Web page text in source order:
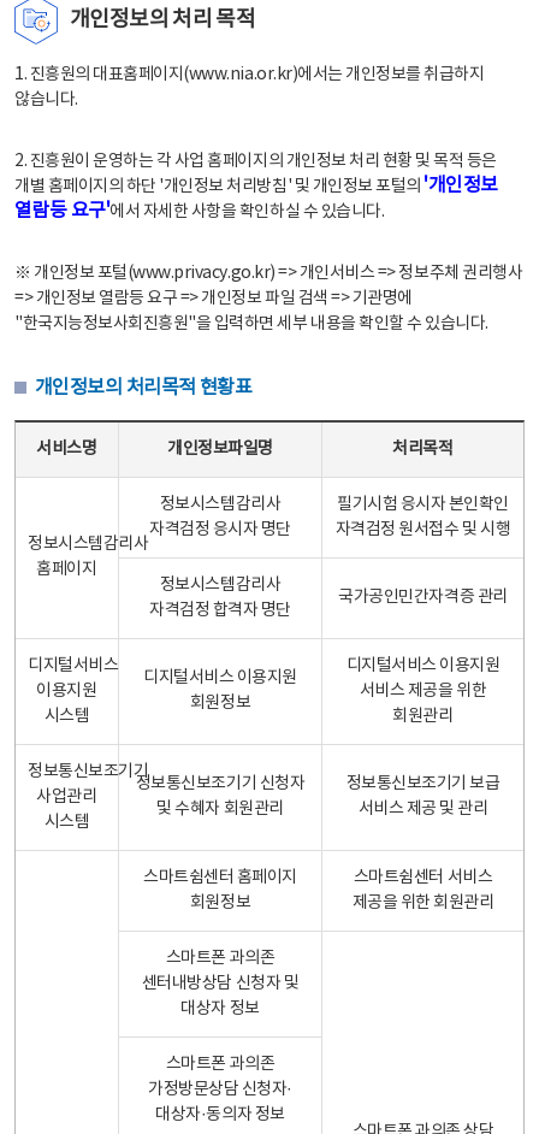
개인정보의 처리 목적
1. 진흥원의 대표홈페이지(www.nia.or.kr)에서는 개인정보를 취급하지
않습니다.
2. 진흥원이 운영하는 각 사업 홈페이지의 개인정보 처리 현황 및 목적 등은
개별 홈페이지의 하단 '개인정보 처리방침' 및 개인정보 포털의 '개인정보
열람등 요구'에서 자세한 사항을 확인하실 수 있습니다.
※ 개인정보 포털(www.privacy.go.kr) => 개인서비스 => 정보주체 권리행사
=> 개인정보 열람등 요구 => 개인정보 파일 검색 => 기관명에
"한국지능정보사회진흥원"을 입력하면 세부 내용을 확인할 수 있습니다.
개인정보의 처리목적 현황표
서비스명 개인정보파일명 처리목적
정보시스템감리사
홈페이지
정보시스템감리사
자격검정 응시자 명단
필기시험 응시자 본인확인
자격검정 원서접수 및 시행
정보시스템감리사
자격검정 합격자 명단
국가공인민간자격증 관리
디지털서비스
이용지원
시스템
디지털서비스 이용지원
회원정보
디지털서비스 이용지원
서비스 제공을 위한
회원관리
정보통신보조기기
사업관리
시스템
정보통신보조기기 신청자
및 수혜자 회원관리
정보통신보조기기 보급
서비스 제공 및 관리
스마트쉼센터 홈페이지
회원정보
스마트쉼센터 서비스
제공을 위한 회원관리
스마트폰 과의존
센터내방상담 신청자 및
대상자 정보
스마트폰 과의존
가정방문상담 신청자·
대상자·동의자 정보